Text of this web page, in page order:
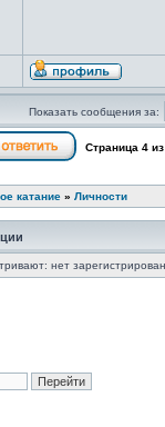
Показать сообщения за:
Страница 4 из
катание » Личности
нет